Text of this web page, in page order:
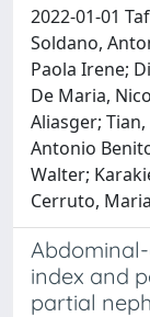
2022-01-01
Soldano,
Paola Irene;
De Maria,
Aliasger;
Antonio
Walter;
Cerruto,
index and
partial